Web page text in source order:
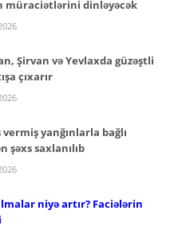
müraciətlərini dinləyəcək
Şirvan və Yevlaxda güzəştli
çıxarır
yanğınlarla bağlı
şəxs saxlanılıb
niyə artır? Faciələrin